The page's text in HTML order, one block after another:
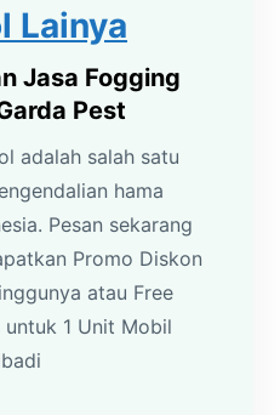
Lainya
Jasa Fogging
Pest
adalah salah satu
hama
Pesan sekarang
Promo Diskon
atau Free
untuk 1 Unit Mobil